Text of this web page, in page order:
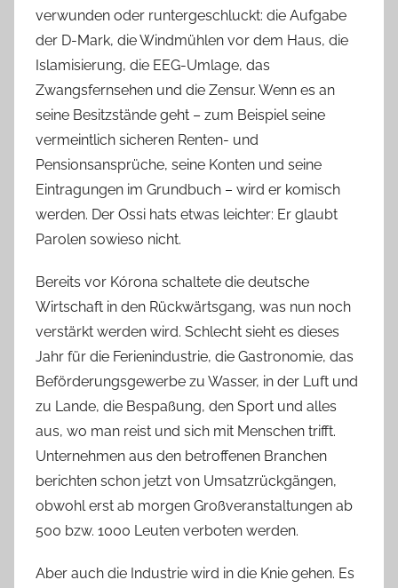
verwunden oder runtergeschluckt: die Aufgabe
der D-Mark, die Windmühlen vor dem Haus, die
Islamisierung, die EEG-Umlage, das
Zwangsfernsehen und die Zensur. Wenn es an
seine Besitzstände geht – zum Beispiel seine
vermeintlich sicheren Renten- und
Pensionsansprüche, seine Konten und seine
Eintragungen im Grundbuch – wird er komisch
werden. Der Ossi hats etwas leichter: Er glaubt
Parolen sowieso nicht.
Bereits vor Kórona schaltete die deutsche
Wirtschaft in den Rückwärtsgang, was nun noch
verstärkt werden wird. Schlecht sieht es dieses
Jahr für die Ferienindustrie, die Gastronomie, das
Beförderungsgewerbe zu Wasser, in der Luft und
zu Lande, die Bespaßung, den Sport und alles
aus, wo man reist und sich mit Menschen trifft.
Unternehmen aus den betroffenen Branchen
berichten schon jetzt von Umsatzrückgängen,
obwohl erst ab morgen Großveranstaltungen ab
500 bzw. 1000 Leuten verboten werden.
Aber auch die Industrie wird in die Knie gehen. Es